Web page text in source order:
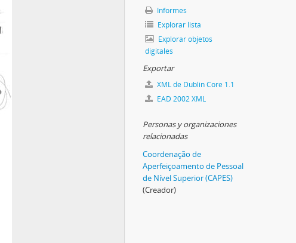
Informes
Explorar lista
Explorar objetos
digitales
Exportar
XML de Dublin Core 1.1
EAD 2002 XML
Personas y organizaciones
relacionadas
Coordenação de
Aperfeiçoamento de Pessoal
de Nível Superior (CAPES)
(Creador)